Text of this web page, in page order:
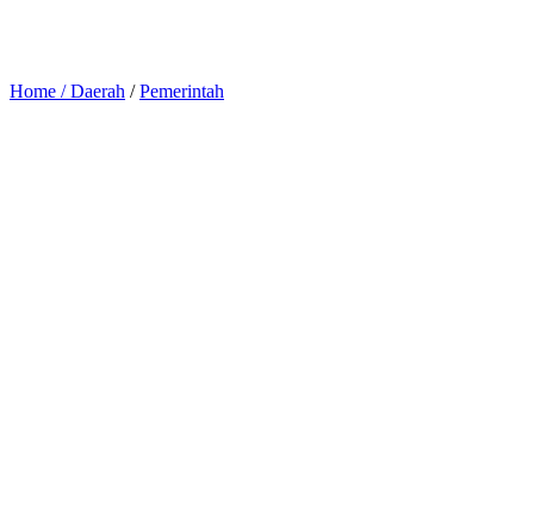
Home /Daerah /Pemerintah